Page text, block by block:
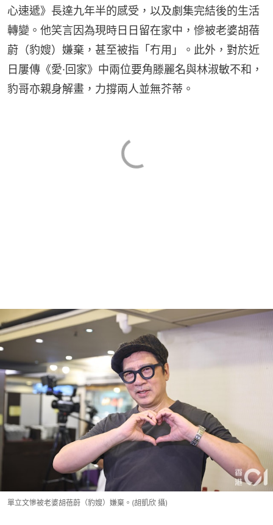
心速遞》長達九年半的感受，以及劇集完結後的生活
轉變。他笑言因為現時日日留在家中，慘被老婆胡蓓
蔚（豹嫂）嫌棄，甚至被指「冇用」。此外，對於近
日屢傳《愛·回家》中兩位要角滕麗名與林淑敏不和，
豹哥亦親身解畫，力撐兩人並無芥蒂。
單立文慘被老婆胡蓓蔚（豹嫂）嫌棄。(胡凱欣 攝)